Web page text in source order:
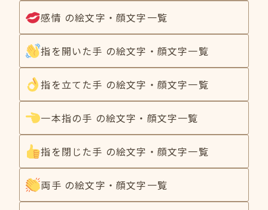
感情 の絵文字・顔文字一覧
指を開いた手 の絵文字・顔文字一覧
指を立てた手 の絵文字・顔文字一覧
一本指の手 の絵文字・顔文字一覧
指を閉じた手 の絵文字・顔文字一覧
両手 の絵文字・顔文字一覧